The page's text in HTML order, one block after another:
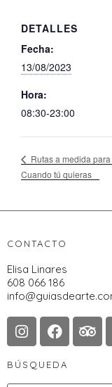
DETALLES
Fecha:
13/08/2023
Hora:
08:30-23:00
Rutas a medida
Cuando tú quieras
CONTACTO
Elisa Linares
608 066 186
BÚSQUEDA